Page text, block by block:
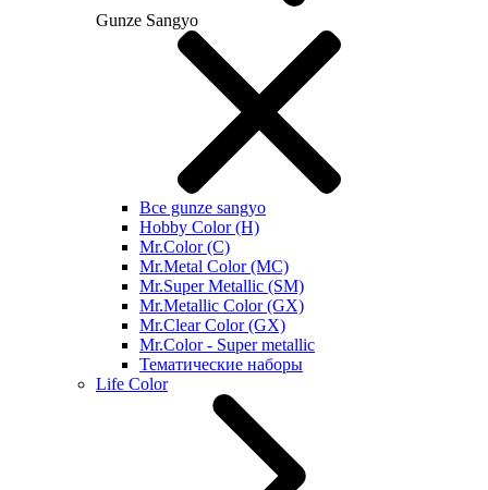
Gunze Sangyo
Все gunze sangyo
Hobby Color (H)
Mr.Color (C)
Mr.Metal Color (MC)
Mr.Super Metallic (SM)
Mr.Metallic Color (GX)
Mr.Clear Color (GX)
Mr.Color - Super metallic
Тематические наборы
Life Color